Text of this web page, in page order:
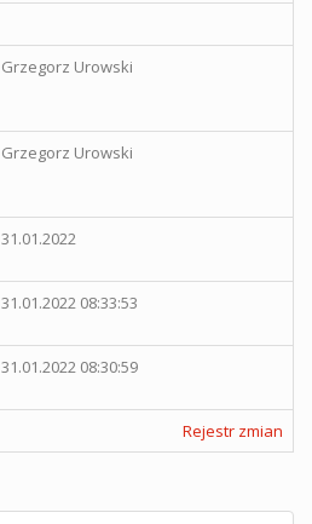
Grzegorz Urowski
Grzegorz Urowski
31.01.2022
31.01.2022 08:33:53
31.01.2022 08:30:59
Rejestr zmian